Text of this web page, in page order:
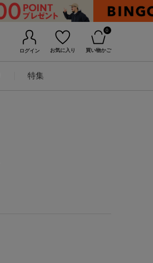
ログイン お気に入り
0
買い物かご
特集